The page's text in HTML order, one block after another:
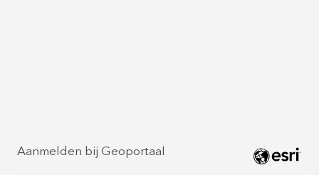
Aanmelden bij Geoportaal